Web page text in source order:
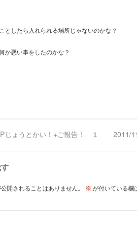
としたら入れられる場所じゃないのかな？
か悪い事をしたのかな？
じょうとかい！+ご報告！ １ 2011/
開されることはありません。 ※ が付いている欄